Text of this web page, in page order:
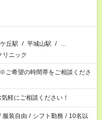
丘駅 / 平城山駅 / …
リニック
希望の時間帯をご相談くださ
軽にご相談ください！
服装自由 / シフト勤務 / 10名以